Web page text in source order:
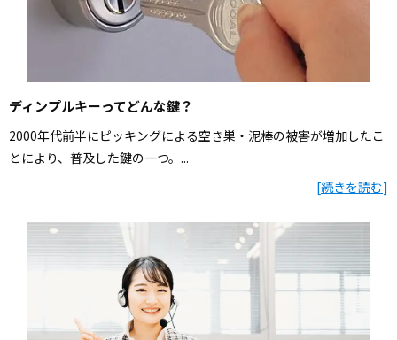
ディンプルキーってどんな鍵？
2000年代前半にピッキングによる空き巣・泥棒の被害が増加したこ
とにより、普及した鍵の一つ。...
[続きを読む]